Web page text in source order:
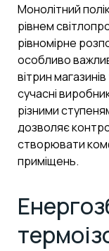
Монолітний
рівнем
рівномірне
особливо
вітрин
сучасні
різними
дозволяє
створювати
приміщень.